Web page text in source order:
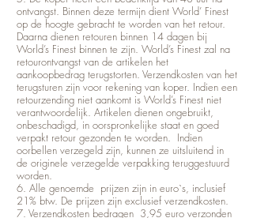
ontvangst. Binnen deze termijn dient World’ Finest
op de hoogte gebracht te worden van het retour.
Daarna dienen retouren binnen 14 dagen bij
World’s Finest binnen te zijn. World’s Finest zal na
retourontvangst van de artikelen het
aankoopbedrag terugstorten. Verzendkosten van het
terugsturen zijn voor rekening van koper. Indien een
retourzending niet aankomt is World’s Finest niet
verantwoordelijk. Artikelen dienen ongebruikt,
onbeschadigd, in oorspronkelijke staat en goed
verpakt retour gezonden te worden. Indien
oorbellen verzegeld zijn, kunnen ze uitsluitend in
de originele verzegelde verpakking teruggestuurd
worden.
6. Alle genoemde prijzen zijn in euro`s, inclusief
21% btw. De prijzen zijn exclusief verzendkosten.
7. Verzendkosten bedragen 3,95 euro verzonden